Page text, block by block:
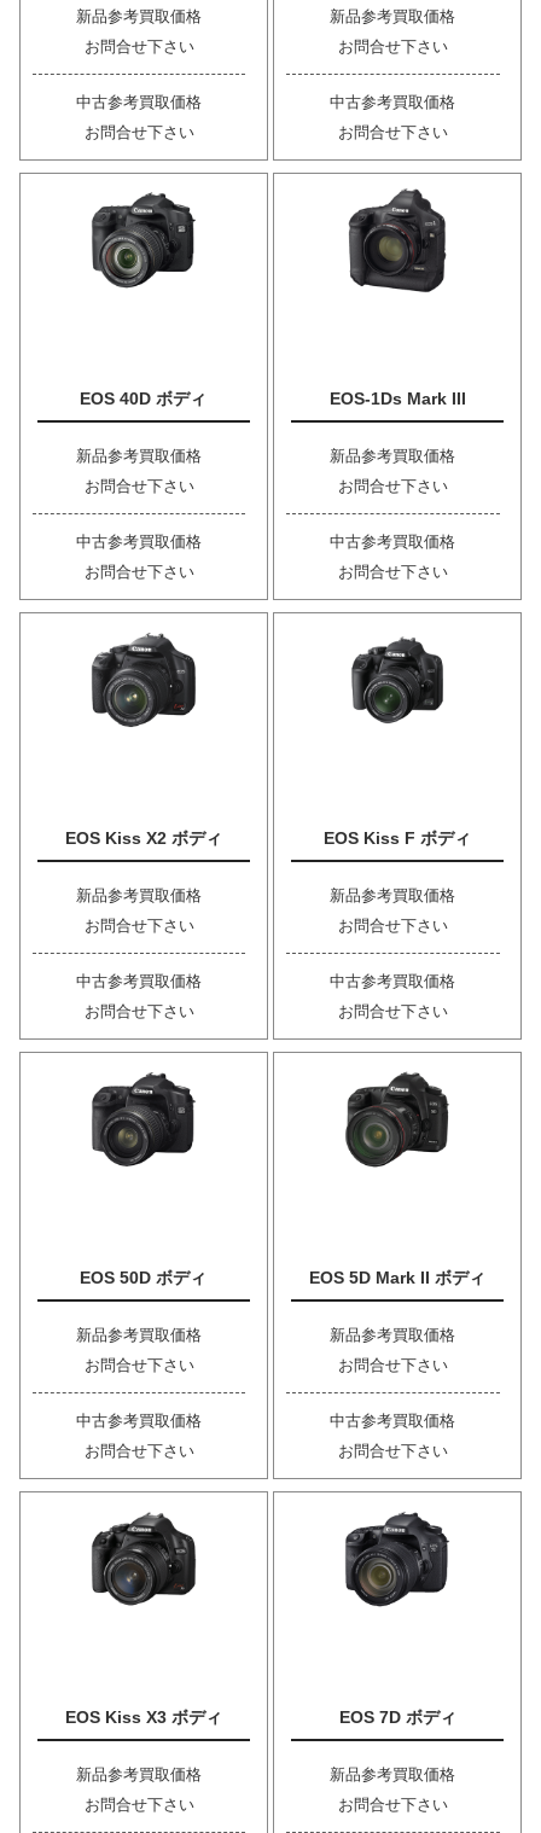
新品参考買取価格
お問合せ下さい
中古参考買取価格
お問合せ下さい
新品参考買取価格
お問合せ下さい
中古参考買取価格
お問合せ下さい
EOS 40D ボディ
新品参考買取価格
お問合せ下さい
中古参考買取価格
お問合せ下さい
EOS-1Ds Mark III
新品参考買取価格
お問合せ下さい
中古参考買取価格
お問合せ下さい
EOS Kiss X2 ボディ
新品参考買取価格
お問合せ下さい
中古参考買取価格
お問合せ下さい
EOS Kiss F ボディ
新品参考買取価格
お問合せ下さい
中古参考買取価格
お問合せ下さい
EOS 50D ボディ
新品参考買取価格
お問合せ下さい
中古参考買取価格
お問合せ下さい
EOS 5D Mark II ボディ
新品参考買取価格
お問合せ下さい
中古参考買取価格
お問合せ下さい
EOS Kiss X3 ボディ
新品参考買取価格
お問合せ下さい
EOS 7D ボディ
新品参考買取価格
お問合せ下さい